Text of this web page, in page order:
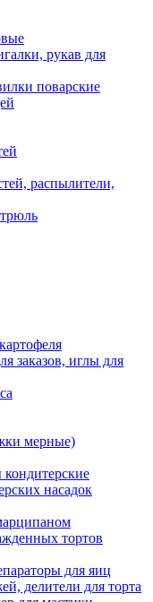
рукав для
поварские
распылители,
заказов, иглы для
мерные)
насадок
тортов
для яиц
делители для торта